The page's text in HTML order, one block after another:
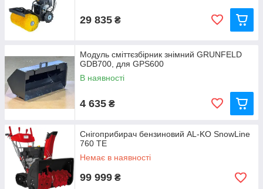
29 835 ₴
Модуль сміттєзбірник знімний GRUNFELD
GDB700, для GPS600
В наявності
4 635 ₴
Снігоприбирач бензиновий AL-KO SnowLine
760 TE
Немає в наявності
99 999 ₴